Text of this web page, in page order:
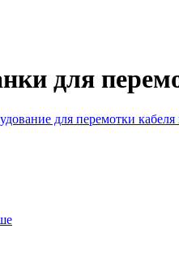
для
для перемотки кабеля